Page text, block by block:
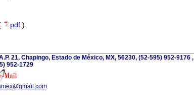
pdf )
21, Chapingo, Estado de México, MX, 56230, (52-595) 952-9176 ,
952-1729